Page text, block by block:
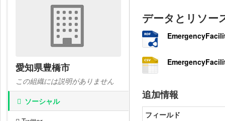
愛知県豊橋市
この組織には説明がありません
ソーシャル
データとリソー
追加情報
フィールド